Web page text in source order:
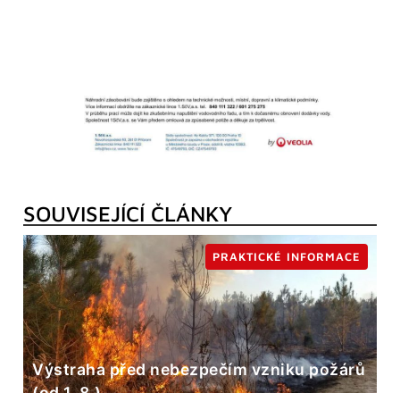
SOUVISEJÍCÍ ČLÁNKY
Výstraha před nebezpečím vzniku požárů
PRAKTICKÉ INFORMACE